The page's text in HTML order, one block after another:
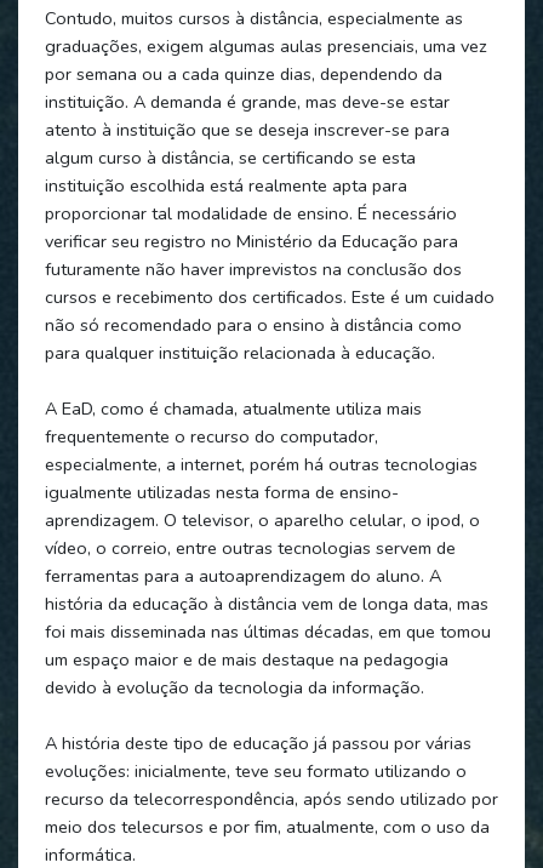
Contudo, muitos cursos à distância, especialmente as
graduações, exigem algumas aulas presenciais, uma vez
por semana ou a cada quinze dias, dependendo da
instituição. A demanda é grande, mas deve-se estar
atento à instituição que se deseja inscrever-se para
algum curso à distância, se certificando se esta
instituição escolhida está realmente apta para
proporcionar tal modalidade de ensino. É necessário
verificar seu registro no Ministério da Educação para
futuramente não haver imprevistos na conclusão dos
cursos e recebimento dos certificados. Este é um cuidado
não só recomendado para o ensino à distância como
para qualquer instituição relacionada à educação.
A EaD, como é chamada, atualmente utiliza mais
frequentemente o recurso do computador,
especialmente, a internet, porém há outras tecnologias
igualmente utilizadas nesta forma de ensino-
aprendizagem. O televisor, o aparelho celular, o ipod, o
vídeo, o correio, entre outras tecnologias servem de
ferramentas para a autoaprendizagem do aluno. A
história da educação à distância vem de longa data, mas
foi mais disseminada nas últimas décadas, em que tomou
um espaço maior e de mais destaque na pedagogia
devido à evolução da tecnologia da informação.
A história deste tipo de educação já passou por várias
evoluções: inicialmente, teve seu formato utilizando o
recurso da telecorrespondência, após sendo utilizado por
meio dos telecursos e por fim, atualmente, com o uso da
informática.